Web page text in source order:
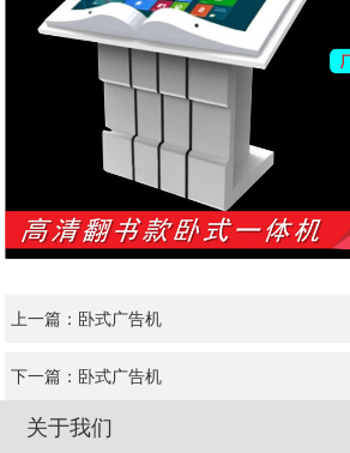
上一篇： 卧式广告机
下一篇： 卧式广告机
关于我们